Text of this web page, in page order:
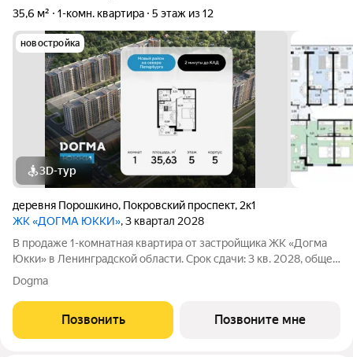
35,6 м²
1-комн. квартира 5 этаж из 12
новостройка
3D-тур
деревня Порошкино, Покровский проспект, 2к1
ЖК «ДОГМА ЮККИ», 3 квартал 2028
В продаже 1-комнатная квартира от застройщика ЖК «Догма
Юкки» в Ленинградской области. Срок сдачи: 3 кв. 2028, общей
площадью 35.63 кв.м., на 5 этаже. «Догма Юкки» это квартал с
доступной социальной инфраструктурой. Жилой комплекс
расположен в
Dogma
Позвонить Позвоните мне